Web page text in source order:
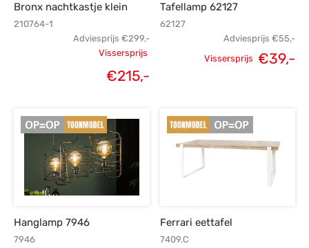
Bronx nachtkastje klein
210764-1
Adviesprijs €299,-
Oorspronkelijke
€299,-.
Vissersprijs
€215,-
prijs is:
€215,-.
Tafellamp 62127
62127
Adviesprijs €55,-
Vissersprijs €39,-
Hanglamp 7946
7946
Ferrari eettafel
7409.C